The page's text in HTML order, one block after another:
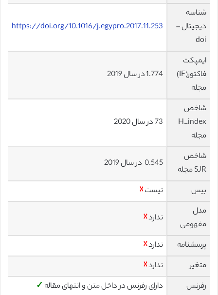
شناسه
دیجیتال –
doi
https://doi.org/10.1016/j.egypro.2017.11.253
ایمپکت
فاکتور(IF)
مجله
1.774 در سال 2019
شاخص
H_index
مجله
73 در سال 2020
شاخص
SJR مجله
0.545 در سال 2019
بیس نیست☓
مدل
مفهومی
ندارد☓
پرسشنامه ندارد☓
متغیر
ندارد☓
رفرنس
دارای رفرنس در داخل متن و انتهای مقاله ✓